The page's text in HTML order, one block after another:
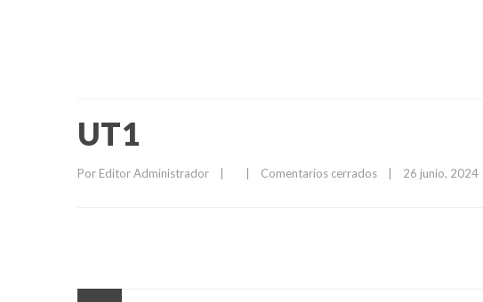
UT1
Por Editor Administrador Comentarios cerrados 26 junio, 2024